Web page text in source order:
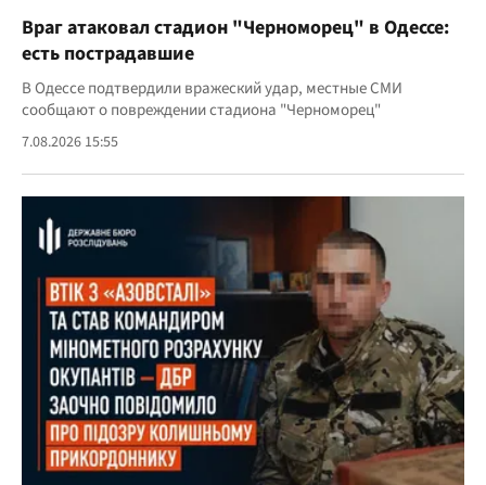
Враг атаковал стадион "Черноморец" в Одессе:
есть пострадавшие
В Одессе подтвердили вражеский удар, местные СМИ
сообщают о повреждении стадиона "Черноморец"
7.08.2026 15:55